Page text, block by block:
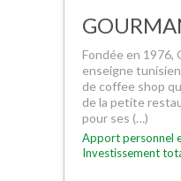
Fondée en 1976,
enseigne
de coffee shop
de la petite
pour ses (…)
Apport personnel
Investissement